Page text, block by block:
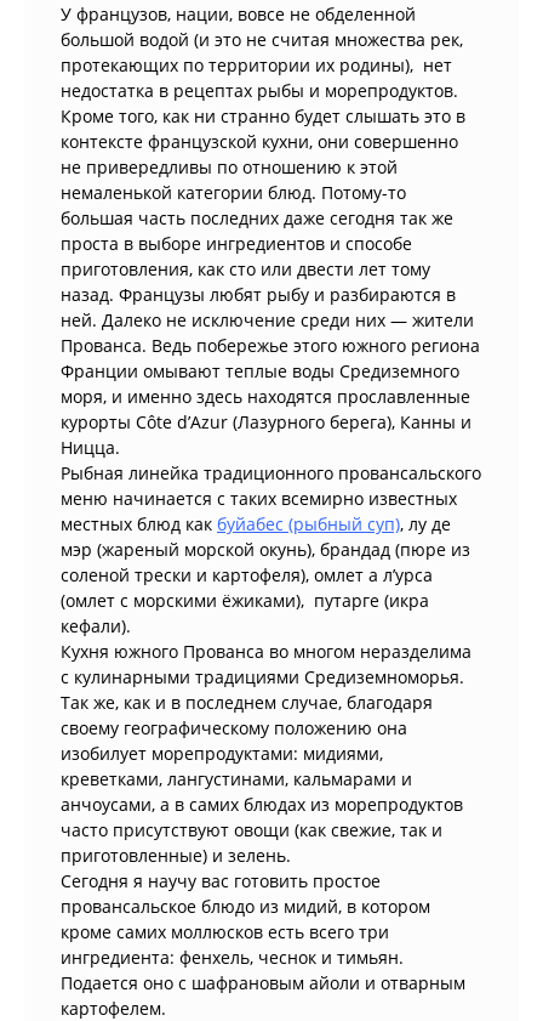
У французов, нации, вовсе не обделенной
большой водой (и это не считая множества рек,
протекающих по территории их родины), нет
недостатка в рецептах рыбы и морепродуктов.
Кроме того, как ни странно будет слышать это в
контексте французской кухни, они совершенно
не привередливы по отношению к этой
немаленькой категории блюд. Потому-то
большая часть последних даже сегодня так же
проста в выборе ингредиентов и способе
приготовления, как сто или двести лет тому
назад. Французы любят рыбу и разбираются в
ней. Далеко не исключение среди них — жители
Прованса. Ведь побережье этого южного региона
Франции омывают теплые воды Средиземного
моря, и именно здесь находятся прославленные
курорты Côte d’Azur (Лазурного берега), Канны и
Ницца.
Рыбная линейка традиционного провансальского
меню начинается с таких всемирно известных
местных блюд как буйабес (рыбный суп), лу де
мэр (жареный морской окунь), брандад (пюре из
соленой трески и картофеля), омлет а л’урса
(омлет с морскими ёжиками), путарге (икра
кефали).
Кухня южного Прованса во многом неразделима
с кулинарными традициями Средиземноморья.
Так же, как и в последнем случае, благодаря
своему географическому положению она
изобилует морепродуктами: мидиями,
креветками, лангустинами, кальмарами и
анчоусами, а в самих блюдах из морепродуктов
часто присутствуют овощи (как свежие, так и
приготовленные) и зелень.
Сегодня я научу вас готовить простое
провансальское блюдо из мидий, в котором
кроме самих моллюсков есть всего три
ингредиента: фенхель, чеснок и тимьян.
Подается оно с шафрановым айоли и отварным
картофелем.